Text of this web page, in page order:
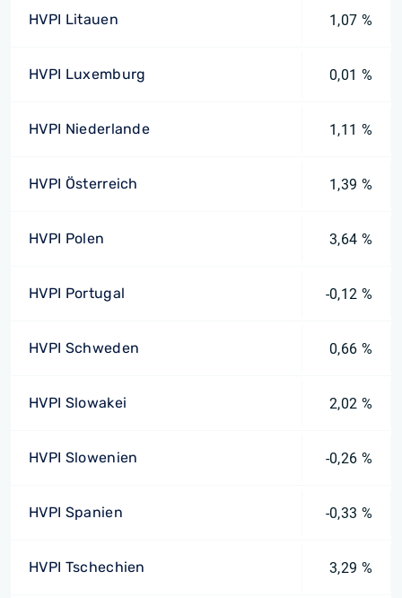
HVPI Litauen 1,07 %
HVPI Luxemburg 0,01 %
HVPI Niederlande 1,11 %
HVPI Österreich 1,39 %
HVPI Polen 3,64 %
HVPI Portugal -0,12 %
HVPI Schweden 0,66 %
HVPI Slowakei 2,02 %
HVPI Slowenien -0,26 %
HVPI Spanien -0,33 %
HVPI Tschechien 3,29 %